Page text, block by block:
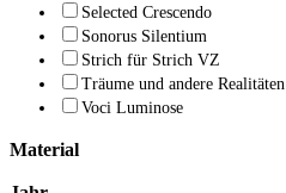
Selected Crescendo
Sonorus Silentium
Strich für Strich VZ
Träume und andere Realitäten
Voci Luminose
Material